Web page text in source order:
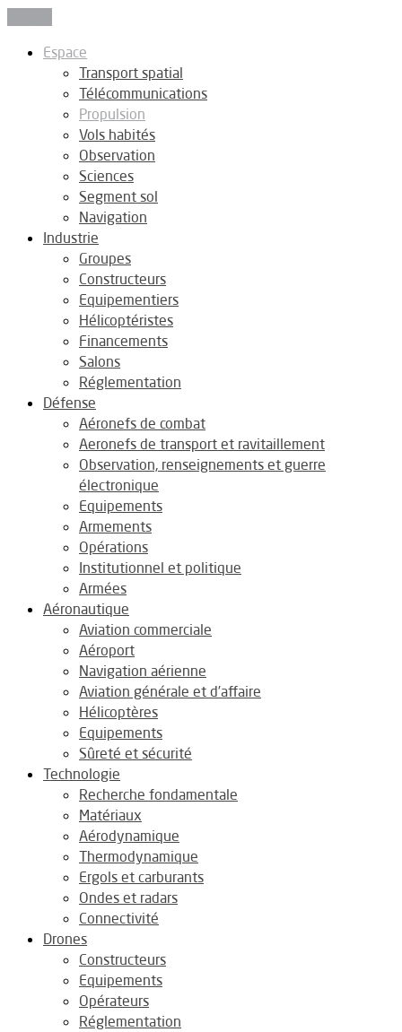
Espace
Transport spatial
Télécommunications
Propulsion
Vols habités
Observation
Sciences
Segment sol
Navigation
Industrie
Groupes
Constructeurs
Equipementiers
Hélicoptéristes
Financements
Salons
Réglementation
Défense
Aéronefs de combat
Aeronefs de transport et ravitaillement
Observation, renseignements et guerre
électronique
Equipements
Armements
Opérations
Institutionnel et politique
Armées
Aéronautique
Aviation commerciale
Aéroport
Navigation aérienne
Aviation générale et d’affaire
Hélicoptères
Equipements
Sûreté et sécurité
Technologie
Recherche fondamentale
Matériaux
Aérodynamique
Thermodynamique
Ergols et carburants
Ondes et radars
Connectivité
Drones
Constructeurs
Equipements
Opérateurs
Réglementation